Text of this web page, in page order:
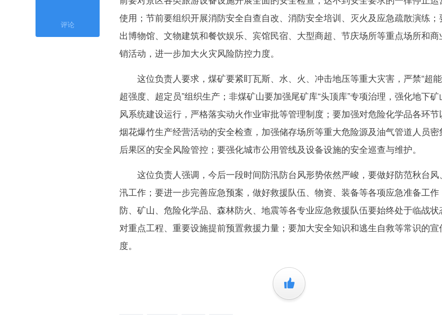
评论
使用；节前要组织开展消防安全自查自改、消防安全培训、灭火及应急疏散演练；
出博物馆、文物建筑和餐饮娱乐、宾馆民宿、大型商超、节庆场所等重点场所和商
销活动，进一步加大火灾风险防控力度。
这位负责人要求，煤矿要紧盯瓦斯、水、火、冲击地压等重大灾害，严禁“超能
超强度、超定员”组织生产；非煤矿山要加强尾矿库“头顶库”专项治理，强化地下矿
风系统建设运行，严格落实动火作业审批等管理制度；要加强对危险化学品各环节
烟花爆竹生产经营活动的安全检查，加强储存场所等重大危险源及油气管道人员密
后果区的安全风险管控；要强化城市公用管线及设备设施的安全巡查与维护。
这位负责人强调，今后一段时间防汛防台风形势依然严峻，要做好防范秋台风
汛工作；要进一步完善应急预案，做好救援队伍、物资、装备等各项应急准备工作
防、矿山、危险化学品、森林防火、地震等各专业应急救援队伍要始终处于临战状
对重点工程、重要设施提前预置救援力量；要加大安全知识和逃生自救等常识的宣
度。
+1